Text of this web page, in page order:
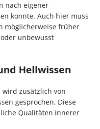
nach eigener
konnte. Auch hier muss
möglicherweise früher
unbewusst
Hellwissen
zusätzlich von
gesprochen. Diese
Qualitäten innerer